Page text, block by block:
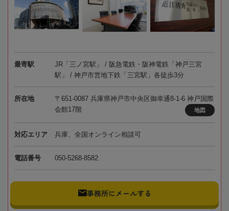
最寄駅
JR「三ノ宮駅」 / 阪急電鉄・阪神電鉄「神戸三宮
駅」 / 神戸市営地下鉄「三宮駅」各徒歩3分
所在地
〒651-0087 兵庫県神戸市中央区御幸通8-1-6 神戸国際
会館17階
地図
対応エリア 兵庫、全国オンライン相談可
電話番号 050-5268-8582
事務所にメールする